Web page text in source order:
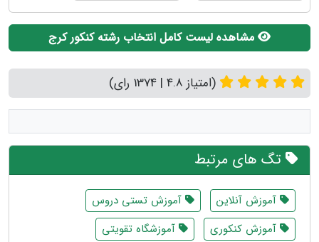
مشاهده لیست کامل انتخاب رشته کنکور کرج
(امتیاز 4.8 | 1374 رای)
تگ های مرتبط
آموزش آنلاین
آموزش تستی دروس
آموزش کنکوری
آموزشگاه تقویتی